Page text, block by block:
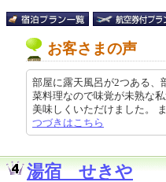
お客さまの声
部屋に露天風呂が2つある、
菜料理なので味覚が未熟な
美味しくいただけました。
つづきはこちら
湯宿 せきや